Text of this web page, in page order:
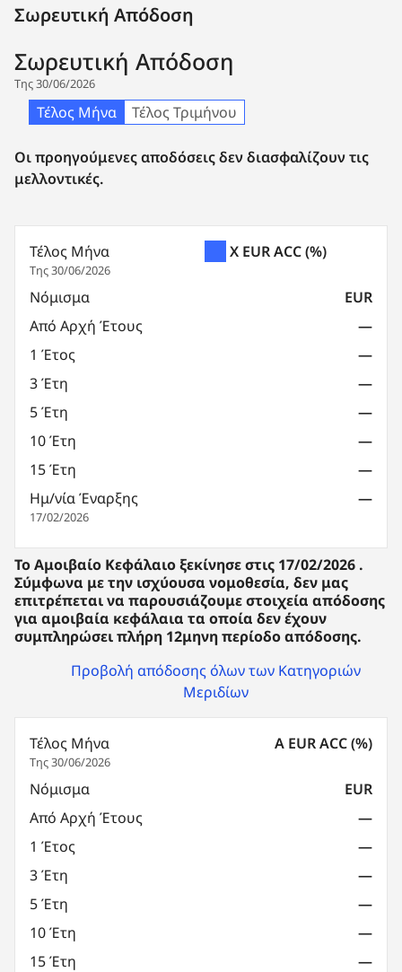
Σωρευτική Απόδοση
Σωρευτική Απόδοση
Της 30/06/2026
Τέλος Μήνα Τέλος Τριμήνου
Οι προηγούμενες αποδόσεις δεν διασφαλίζουν τις
μελλοντικές.
Τέλος Μήνα
Της 30/06/2026
X EUR ACC(%)
Νόμισμα
EUR
Από Αρχή Έτους
—
1 Έτος
—
3 Έτη
—
5 Έτη
—
10 Έτη
—
15 Έτη
—
Ημ/νία Έναρξης
17/02/2026
—
To Aμοιβαίο Κεφάλαιο ξεκίνησε στις 17/02/2026 .
Σύμφωνα με την ισχύουσα νομοθεσία, δεν μας
επιτρέπεται να παρουσιάζουμε στοιχεία απόδοσης
για αμοιβαία κεφάλαια τα οποία δεν έχουν
συμπληρώσει πλήρη 12μηνη περίοδο απόδοσης.
Προβολή απόδοσης όλων των Κατηγοριών
Μεριδίων
Τέλος Μήνα
Της 30/06/2026
A EUR ACC (%)
Νόμισμα
EUR
Από Αρχή Έτους
—
1 Έτος
—
3 Έτη
—
5 Έτη
—
10 Έτη
—
15 Έτη
—